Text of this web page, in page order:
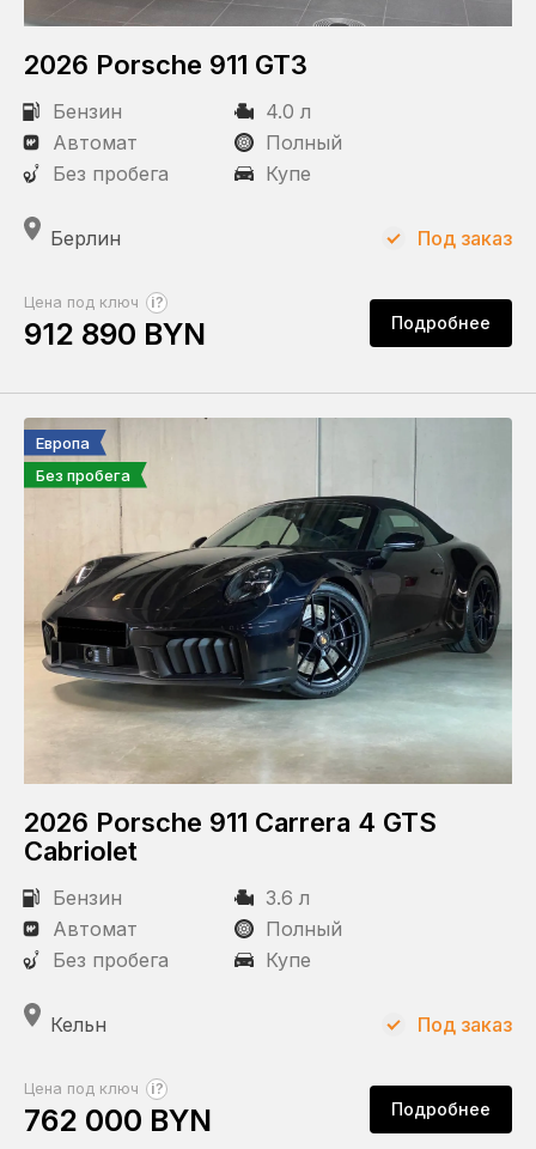
2026 Porsche 911 GT3
Бензин
4.0 л
Автомат
Полный
Без пробега
Купе
Берлин
Цена под ключ ?
912 890 BYN Подробнее
Под заказ
Европа
Без пробега
2026 Porsche 911 Carrera 4 GTS
Cabriolet
Бензин
3.6 л
Автомат
Полный
Без пробега
Купе
Кельн
Цена под ключ ?
762 000 BYN Подробнее
Под заказ